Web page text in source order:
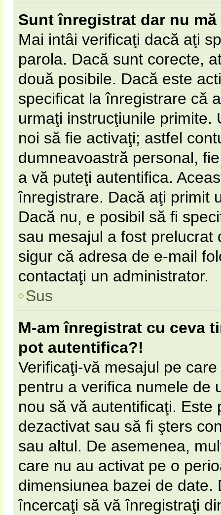
Sunt înregistrat dar nu
Mai intâi verificaţi dacă aţi
parola. Dacă sunt corecte,
două posibile. Dacă este
specificat la înregistrare că
urmaţi instrucţiunile primite.
noi să fie activaţi; astfel
dumneavoastră personal,
a vă puteţi autentifica.
înregistrare. Dacă aţi primit
Dacă nu, e posibil să fi
sau mesajul a fost
sigur că adresa de e-mail
contactaţi un administrator.
Sus
M-am înregistrat cu ceva
pot autentifica?!
Verificaţi-vă mesajul pe
pentru a verifica numele de
nou să vă autentificaţi.
dezactivat sau să fi şters
sau altul. De asemenea,
care nu au activat pe o
dimensiunea bazei de
încercaţi să vă înregistraţi